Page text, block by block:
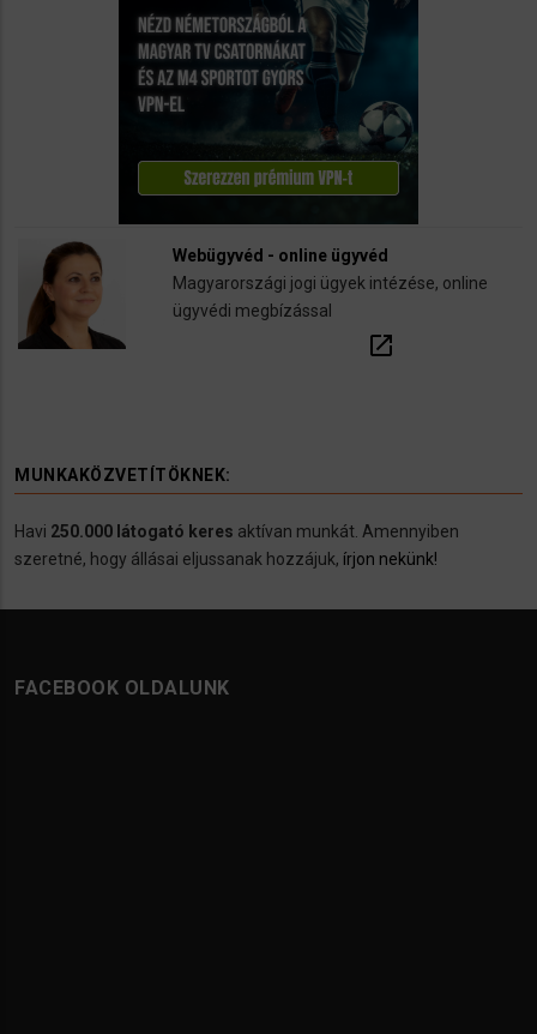
Webügyvéd - online ügyvéd
Magyarországi jogi ügyek intézése, online
ügyvédi megbízással
open_in_new
MUNKAKÖZVETÍTÖKNEK:
Havi 250.000 látogató keres aktívan munkát. Amennyiben
szeretné, hogy állásai eljussanak hozzájuk, írjon nekünk!
FACEBOOK OLDALUNK